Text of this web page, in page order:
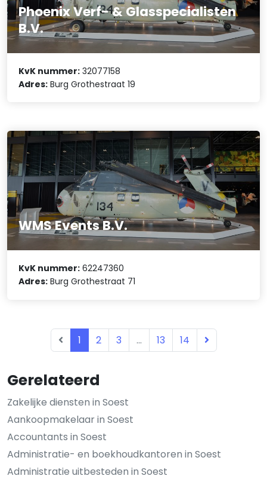
Gerelateerd
Zakelijke diensten in Soest
Aankoopmakelaar in Soest
Accountants in Soest
Administratie- en boekhoudkantoren in Soest
Administratie uitbesteden in Soest
Phoenix Verf- & Glasspecialisten
B.V.
KvK nummer: 32077158
Adres: Burg Grothestraat 19
WMS Events B.V.
KvK nummer: 62247360
Adres: Burg Grothestraat 71
1 2 3 ... 13 14